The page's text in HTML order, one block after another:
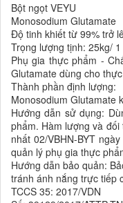
Bột ngọt VEYU
Monosodium Glutamate
Độ tinh khiết từ 99% trở
Trọng lượng tịnh: 25kg/ 1
Phụ gia thực phẩm -
Glutamate dùng cho
Thành phần định lượng:
Monosodium Glutamate
Hướng dẫn sử dụng:
phẩm. Hàm lượng và
nhất 02/VBHN-BYT
quản lý phụ gia thực
Hướng dẫn bảo quản:
tránh ánh nắng trực tiếp
TCCS 35: 2017/VDN